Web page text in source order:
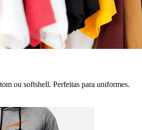
ou softshell. Perfeitas para uniformes.